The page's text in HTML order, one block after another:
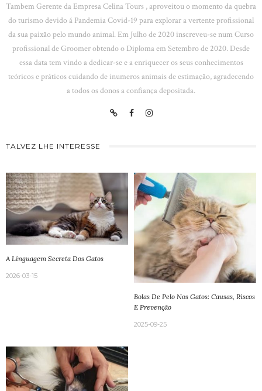
Tambem Gerente da Empresa Celina Tours , aproveitou o momento da quebra
do turismo devido á Pandemia Covid-19 para explorar a vertente profissional
da sua paixão pelo mundo animal. Em Julho de 2020 inscreveu-se num Curso
profissional de Groomer obtendo o Diploma em Setembro de 2020. Desde
essa data tem vindo a dedicar-se e a enriquecer os seus conhecimentos
teóricos e práticos cuidando de inumeros animais de estimação, agradecendo
a todos os donos a confiança depositada.
TALVEZ LHE INTERESSE
A Linguagem Secreta Dos Gatos
2026-03-15
Bolas De Pelo Nos Gatos: Causas, Riscos
E Prevenção
2025-09-25